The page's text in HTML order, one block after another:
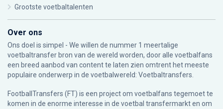
Grootste voetbaltalenten
Over ons
Ons doel is simpel - We willen de nummer 1 meertalige
voetbaltransfer bron van de wereld worden, door alle voetbalfans
een breed aanbod van content te laten zien omtrent het meeste
populaire onderwerp in de voetbalwereld: Voetbaltransfers.
FootballTransfers (FT) is een project om voetbalfans tegemoet te
komen in de enorme interesse in de voetbal transfermarkt en om